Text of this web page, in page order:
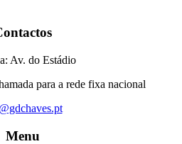
Av. do Estádio
para a rede fixa nacional
Menu